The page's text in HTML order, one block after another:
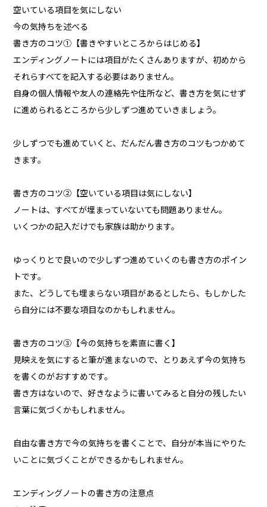
空いている項目を気にしない
今の気持ちを述べる
書き方のコツ①【書きやすいところからはじめる】
エンディングノートには項目がたくさんありますが、初めから
それらすべてを記入する必要はありません。
自身の個人情報や友人の連絡先や住所など、書き方を気にせず
に進められるところから少しずつ進めていきましょう。
少しずつでも進めていくと、だんだん書き方のコツもつかめて
きます。
書き方のコツ②【空いている項目は気にしない】
ノートは、すべてが埋まっていないても問題ありません。
いくつかの記入だけでも家族は助かります。
ゆっくりとで良いので少しずつ進めていくのも書き方のポイン
トです。
また、どうしても埋まらない項目があるとしたら、もしかした
ら自分には不要な項目なのかもしれません。
書き方のコツ③【今の気持ちを素直に書く】
見映えを気にすると筆が進まないので、とりあえず今の気持ち
を書くのがおすすめです。
書き方はないので、好きなように書いてみると自分の残したい
言葉に気づくかもしれません。
自由な書き方で今の気持ちを書くことで、自分が本当にやりた
いことに気づくことができるかもしれません。
エンディングノートの書き方の注意点